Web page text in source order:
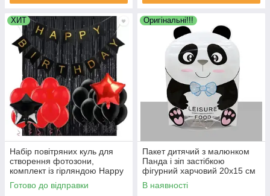
ХИТ
Набір повітряних куль для
створення фотозони,
комплект із гірляндою Happy
Birthday та чорною шторкою
Готово до відправки
Оригінальні!!!
Пакет дитячий з малюнком
Панда і зіп застібкою
фігурний харчовий 20х15 см
для солодощів, сухофруктів,
горіхів
В наявності